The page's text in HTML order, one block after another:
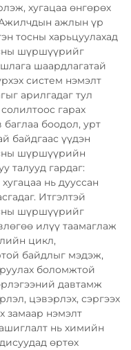
хугацаа өнгөрөх
Ажилчдын ажлын үр
тосны харьцуулахад
шүршүүрийг
шаардлагатай
систем нэмэлт
арилгадаг тул
гарах
баглаа боодол, урт
байдгаас үүдэн
шүршүүрийн
талууд гардаг:
нь дууссан
Итгэлтэй
шүршүүрийг
илүү таамаглаж
цикл,
байдлыг мэдэж,
боломжтой
давтамж
цэвэрлэх, сэргээх
замаар нэмэлт
нь химийн
өртөх